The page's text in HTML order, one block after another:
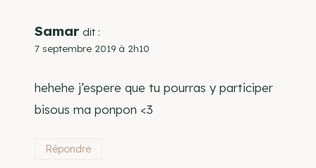
Samar dit :
7 septembre 2019 à 2h10
hehehe j’espere que tu pourras y participer
bisous ma ponpon <3
Répondre